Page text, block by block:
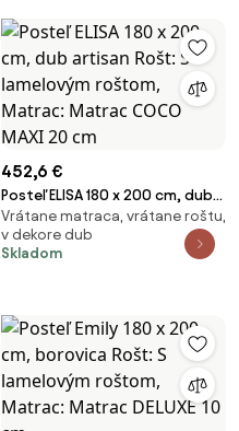
452,6 €
Posteľ ELISA 180 x 200 cm, dub
artisan Rošt: S lamelovým
roštom, Matrac: Matrac
COCO MAXI 20 cm
Vrátane matraca, vrátane roštu,
v dekore dub
Skladom